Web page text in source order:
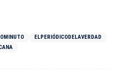
ELPERIÓDICODELAVERDAD